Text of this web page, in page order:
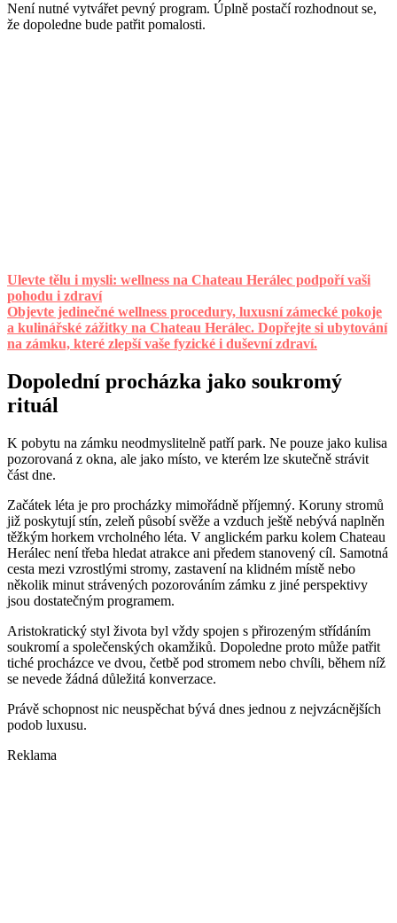
Není nutné vytvářet pevný program. Úplně postačí rozhodnout se,
že dopoledne bude patřit pomalosti.
Ulevte tělu i mysli: wellness na Chateau Herálec podpoří vaši
pohodu i zdraví
Objevte jedinečné wellness procedury, luxusní zámecké pokoje
a kulinářské zážitky na Chateau Herálec. Dopřejte si ubytování
na zámku, které zlepší vaše fyzické i duševní zdraví.
Dopolední procházka jako soukromý
rituál
K pobytu na zámku neodmyslitelně patří park. Ne pouze jako kulisa
pozorovaná z okna, ale jako místo, ve kterém lze skutečně strávit
část dne.
Začátek léta je pro procházky mimořádně příjemný. Koruny stromů
již poskytují stín, zeleň působí svěže a vzduch ještě nebývá naplněn
těžkým horkem vrcholného léta. V anglickém parku kolem Chateau
Herálec není třeba hledat atrakce ani předem stanovený cíl. Samotná
cesta mezi vzrostlými stromy, zastavení na klidném místě nebo
několik minut strávených pozorováním zámku z jiné perspektivy
jsou dostatečným programem.
Aristokratický styl života byl vždy spojen s přirozeným střídáním
soukromí a společenských okamžiků. Dopoledne proto může patřit
tiché procházce ve dvou, četbě pod stromem nebo chvíli, během níž
se nevede žádná důležitá konverzace.
Právě schopnost nic neuspěchat bývá dnes jednou z nejvzácnějších
podob luxusu.
Reklama